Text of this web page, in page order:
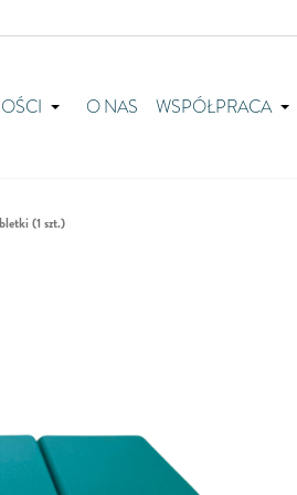
O NAS WSPÓŁPRACA
(1 szt.)